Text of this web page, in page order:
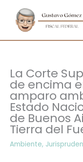
contenido
La Corte
de encima
amparo
Estado
de Buenos
Tierra del
Ambiente,